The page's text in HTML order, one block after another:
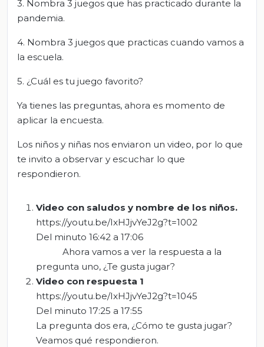
3. Nombra 3 juegos que has practicado durante la
pandemia.
4. Nombra 3 juegos que practicas cuando vamos a
la escuela.
5. ¿Cuál es tu juego favorito?
Ya tienes las preguntas, ahora es momento de
aplicar la encuesta.
Los niños y niñas nos enviaron un video, por lo que
te invito a observar y escuchar lo que
respondieron.
Video con saludos y nombre de los niños.
https://youtu.be/IxHJjvYeJ2g?t=1002
Del minuto 16:42 a 17:06
Ahora vamos a ver la respuesta a la
pregunta uno, ¿Te gusta jugar?
Video con respuesta 1
https://youtu.be/IxHJjvYeJ2g?t=1045
Del minuto 17:25 a 17:55
La pregunta dos era, ¿Cómo te gusta jugar?
Veamos qué respondieron.